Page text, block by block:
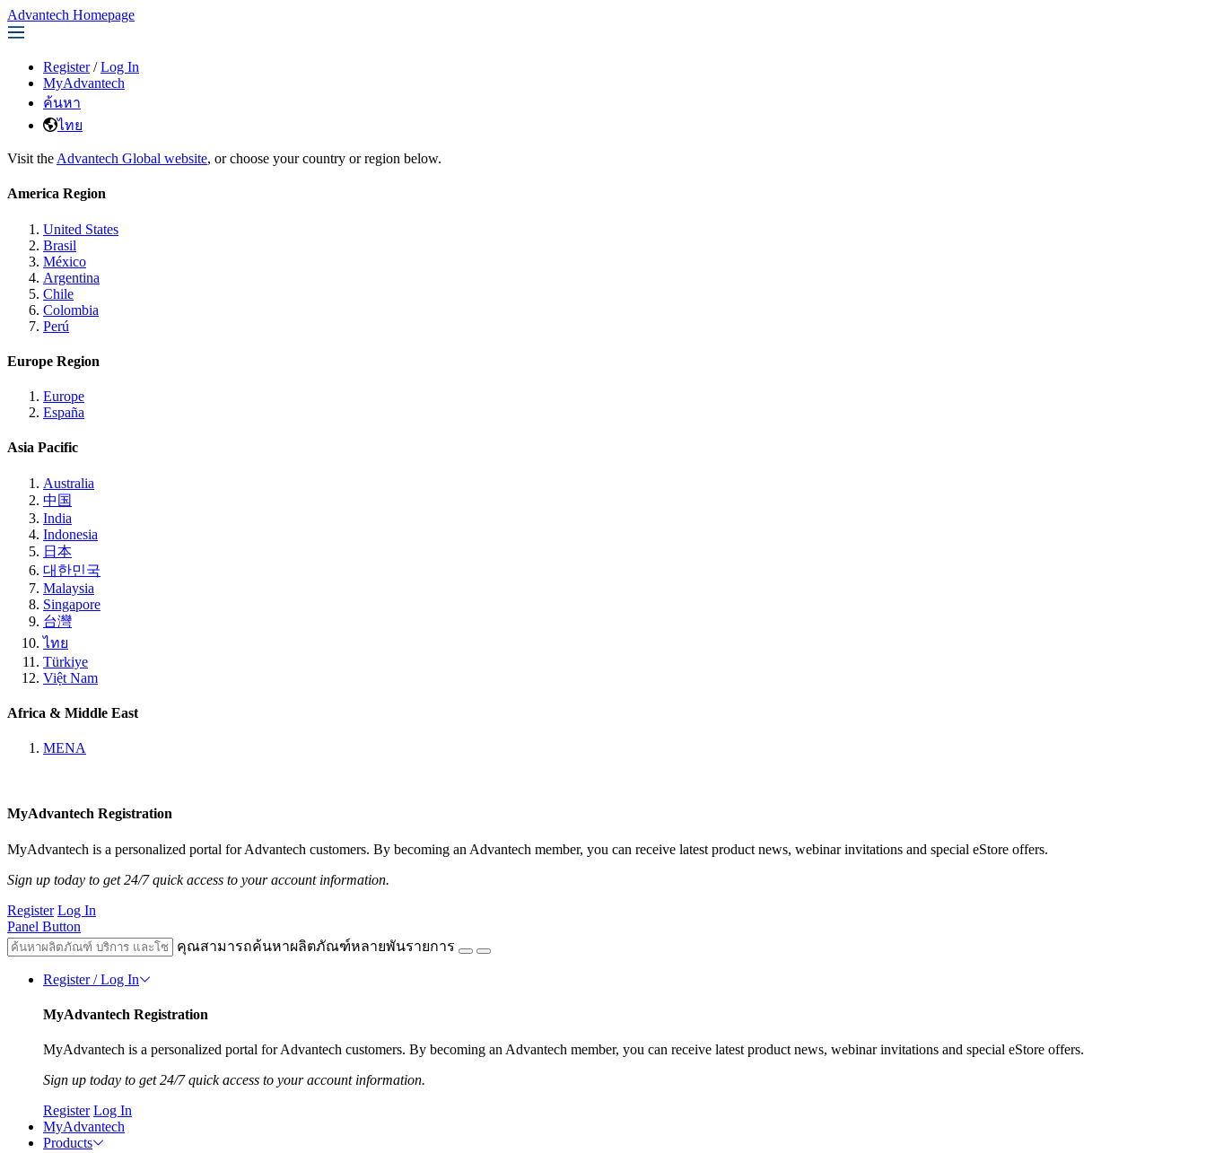
Advantech Homepage
Register / Log In
MyAdvantech
ค้นหา
ไทย
Visit the Advantech Global website, or choose your country or region below.
America Region
United States
Brasil
México
Argentina
Chile
Colombia
Perú
Europe Region
Europe
España
Asia Pacific
Australia
中国
India
Indonesia
日本
대한민국
Malaysia
Singapore
台灣
ไทย
Türkiye
Việt Nam
Africa & Middle East
MENA
MyAdvantech Registration
MyAdvantech is a personalized portal for Advantech customers. By becoming an Advantech member, you can receive latest product news, webinar invitations and special eStore offers.
Sign up today to get 24/7 quick access to your account information.
Register Log In
Panel Button
คุณสามารถค้นหาผลิตภัณฑ์หลายพันรายการ
Register / Log In
MyAdvantech Registration
MyAdvantech is a personalized portal for Advantech customers. By becoming an Advantech member, you can receive latest product news, webinar invitations and special eStore offers.
Sign up today to get 24/7 quick access to your account information.
Register Log In
MyAdvantech
Products